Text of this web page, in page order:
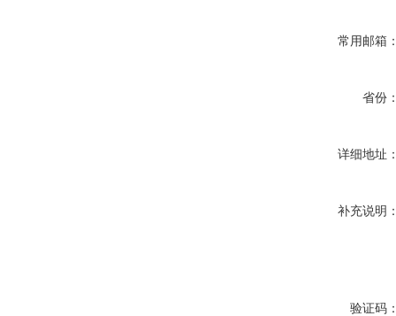
常用邮箱
省份
详细地址
补充说明
验证码